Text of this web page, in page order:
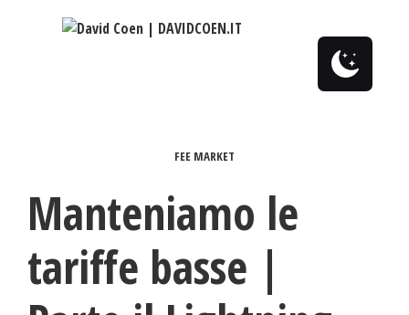
FEE MARKET
Manteniamo le
tariffe basse |